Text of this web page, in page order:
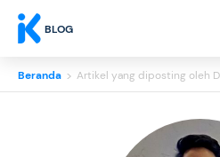
BLOG
Beranda > Artikel yang diposting oleh